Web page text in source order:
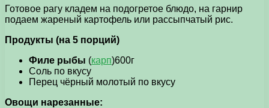
Готовое рагу кладем на подогретое блюдо, на гарнир
подаем жареный картофель или рассыпчатый рис.
Продукты (на 5 порций)
Филе рыбы (карп)600г
Соль по вкусу
Перец чёрный молотый по вкусу
Овощи нарезанные: